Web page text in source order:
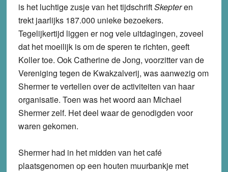
is het luchtige zusje van het tijdschriftSkepteren
trekt jaarlijks 187.000 unieke bezoekers.
Tegelijkertijd liggen er nog vele uitdagingen, zoveel
dat het moeilijk is om de speren te richten, geeft
Koller toe. Ook Catherine de Jong, voorzitter van de
Vereniging tegen de Kwakzalverij, was aanwezig om
Shermer te vertellen over de activiteiten van haar
organisatie. Toen was het woord aan Michael
Shermer zelf. Het deel waar de genodigden voor
waren gekomen.
Shermer had in het midden van het café
plaatsgenomen op een houten muurbankje met